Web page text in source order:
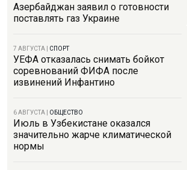
Азербайджан заявил о готовности
поставлять газ Украине
7 АВГУСТА СПОРТ
УЕФА отказалась снимать бойкот
соревнований ФИФА после
извинений Инфантино
6 АВГУСТА ОБЩЕСТВО
Июль в Узбекистане оказался
значительно жарче климатической
нормы